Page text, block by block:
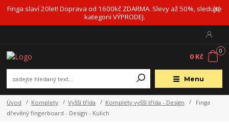
Finga slaví 20let! Doprava od 1600kč ZDARMA. Slevy až 50%, sledujte
kategorii VÝPRODEJ.
Menu
0
0 Kč
Úvod Komplety Vyšší třída Komplety vyšší třída - Design
Finga
dřevěný fingerboard - Design - Kulich